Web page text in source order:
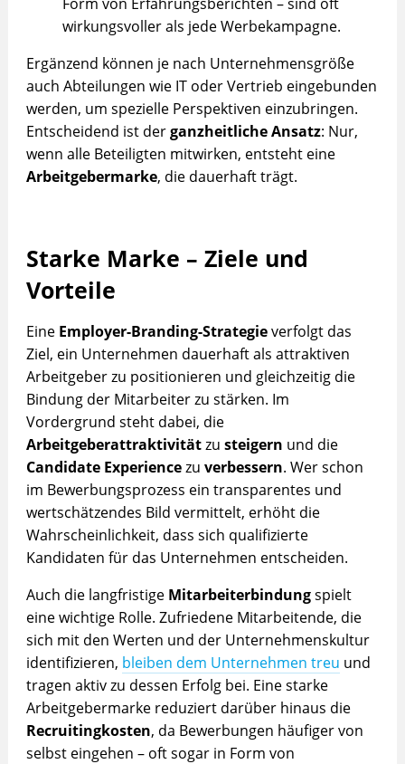
wirkungsvoller als jede Werbekampagne.
Ergänzend können je nach Unternehmensgröße
auch Abteilungen wie IT oder Vertrieb eingebunden
werden, um spezielle Perspektiven einzubringen.
Entscheidend ist derganzheitliche Ansatz: Nur,
wenn alle Beteiligten mitwirken, entsteht eine
Arbeitgebermarke, die dauerhaft trägt.
Starke Marke – Ziele und
Vorteile
Eine Employer-Branding-Strategieverfolgt das
Ziel, ein Unternehmen dauerhaft als attraktiven
Arbeitgeber zu positionieren und gleichzeitig die
Bindung der Mitarbeiter zu stärken. Im
Vordergrund steht dabei, die
Arbeitgeberattraktivitätzu steigern und die
Candidate Experiencezu verbessern. Wer schon
im Bewerbungsprozess ein transparentes und
wertschätzendes Bild vermittelt, erhöht die
Wahrscheinlichkeit, dass sich qualifizierte
Kandidaten für das Unternehmen entscheiden.
Auch die langfristige Mitarbeiterbindungspielt
eine wichtige Rolle. Zufriedene Mitarbeitende, die
sich mit den Werten und der Unternehmenskultur
identifizieren, bleiben dem Unternehmen treu und
tragen aktiv zu dessen Erfolg bei. Eine starke
Arbeitgebermarke reduziert darüber hinaus die
Recruitingkosten, da Bewerbungen häufiger von
selbst eingehen – oft sogar in Form von